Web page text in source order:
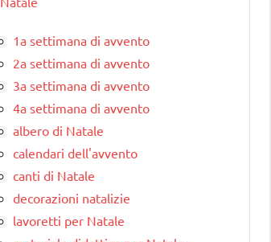
1a settimana di avvento
2a settimana di avvento
3a settimana di avvento
4a settimana di avvento
albero di Natale
calendari dell'avvento
canti di Natale
decorazioni natalizie
lavoretti per Natale